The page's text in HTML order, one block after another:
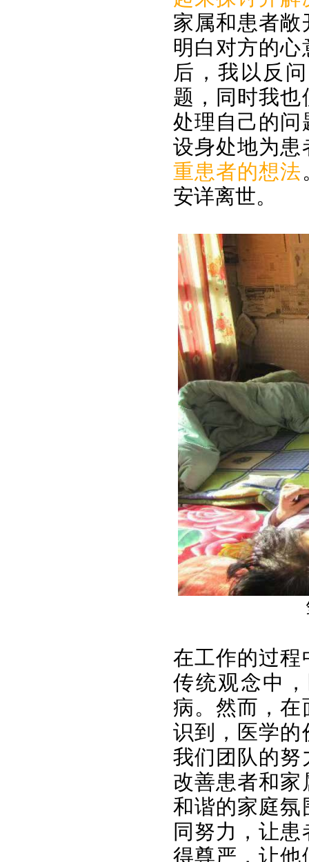
家属和患者
明白对方的
后，我以反
题，同时我
处理自己的问
设身处地为患
重患者的想法
安详离世。
在工作的过程
传统观念中
病。然而，在
识到，医学的
我们团队的努
改善患者和
和谐的家庭氛
同努力，让
得尊严，让他